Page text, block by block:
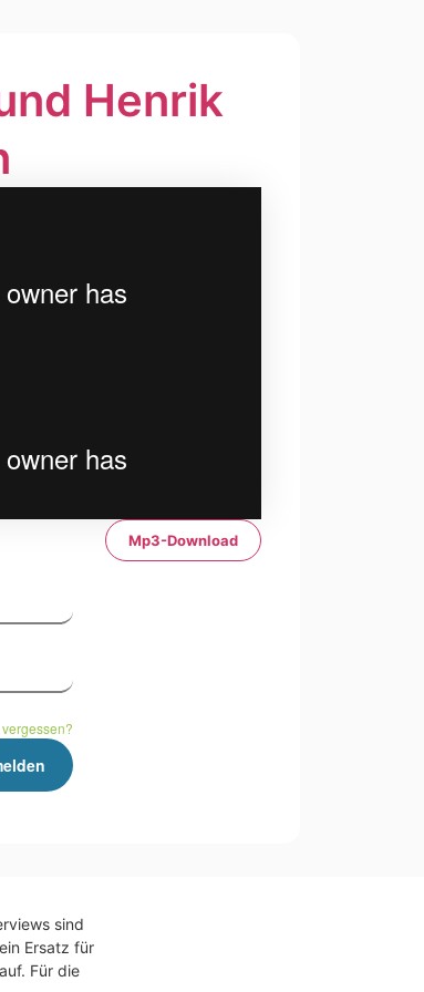
Hen­rik
Mp3-Download
sind
Ersatz für
Für die